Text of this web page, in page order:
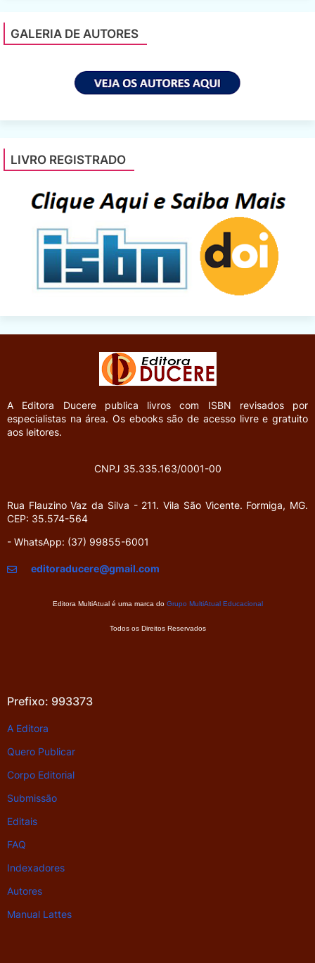
GALERIA DE AUTORES
LIVRO REGISTRADO
A Editora Ducere publica livros com ISBN revisados por
especialistas na área. Os ebooks são de acesso livre e gratuito
aos leitores.
CNPJ 35.335.163/0001-00
Rua Flauzino Vaz da Silva - 211.Vila São Vicente. Formiga, MG.
CEP: 35.574-564
- WhatsApp: (37) 99855-6001
editoraducere@gmail.com
Editora MultiAtual é uma marca do Grupo MultiAtual Educacional
Todos os Direitos Reservados
Prefixo: 993373
A Editora
Quero Publicar
Corpo Editorial
Submissão
Editais
FAQ
Indexadores
Autores
Manual Lattes